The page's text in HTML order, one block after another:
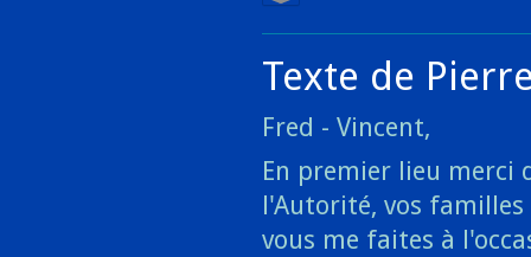
Texte de
Fred - Vincent,
En premier lieu merci
l'Autorité, vos
vous me faites à